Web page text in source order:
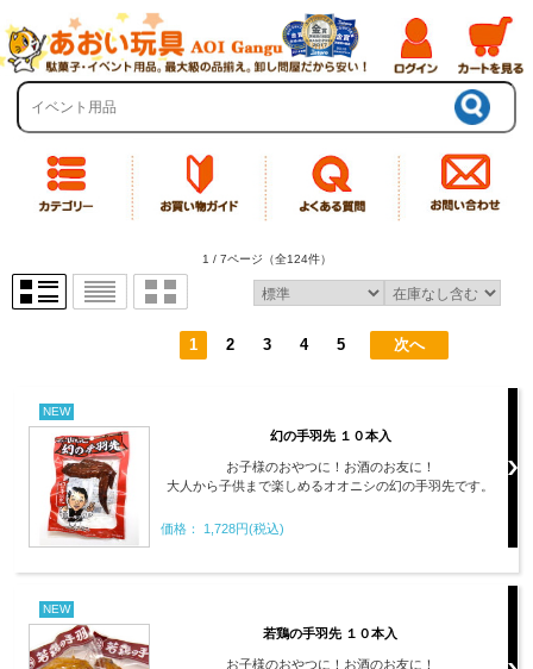
1 / 7ページ （全124件）
1 2 3 4 5 次へ
NEW
幻の手羽先 １０本入
お子様のおやつに！お酒のお友に！
大人から子供まで楽しめるオオニシの幻の手羽先です。
価格： 1,728円(税込)
NEW
若鶏の手羽先 １０本入
お子様のおやつに！お酒のお友に！